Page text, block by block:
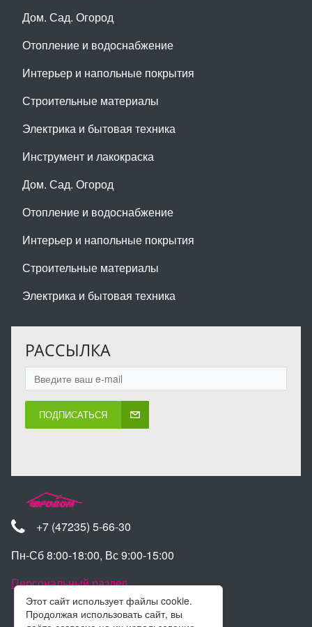
Этот сайт использует файлы cookie.
Продолжая использовать сайт, вы
Дом. Сад. Огород
Отопление и водоснабжение
Интерьер и напольные покрытия
Строительные материалы
Электрика и бытовая техника
Инструмент и лакокраска
Дом. Сад. Огород
Отопление и водоснабжение
Интерьер и напольные покрытия
Строительные материалы
Электрика и бытовая техника
РАССЫЛКА
ПОДПИСАТЬСЯ
+7 (47235) 5-66-30
Пн-Сб 8:00-18:00, Вс 9:00-15:00
Персональный раздел